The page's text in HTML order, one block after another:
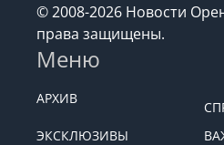
© 2008-2026 Новости
права защищены.
Меню
АРХИВ
ЭКСКЛЮЗИВЫ